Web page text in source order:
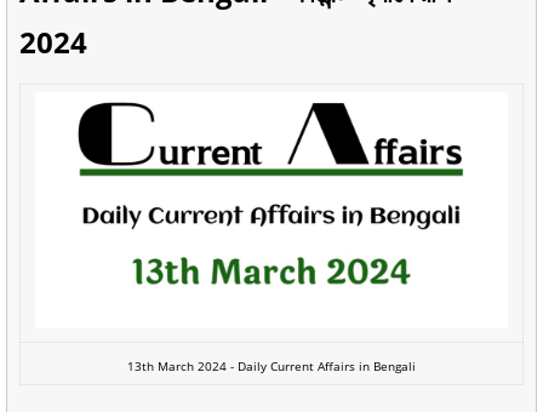
2024
13th March 2024 - Daily Current Affairs in Bengali